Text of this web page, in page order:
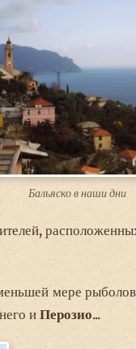
Бальяско в наши дни
мере
иПерозио...